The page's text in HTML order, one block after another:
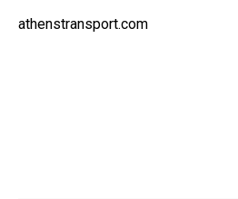
athenstransport.com